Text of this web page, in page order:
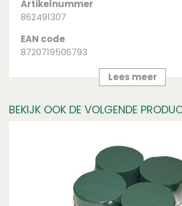
Artikelnummer
862491307
EAN code
8720719506793
Diameter (cm)
Breedte (cm)
Lees meer
BEKIJK OOK DE VOLGENDE